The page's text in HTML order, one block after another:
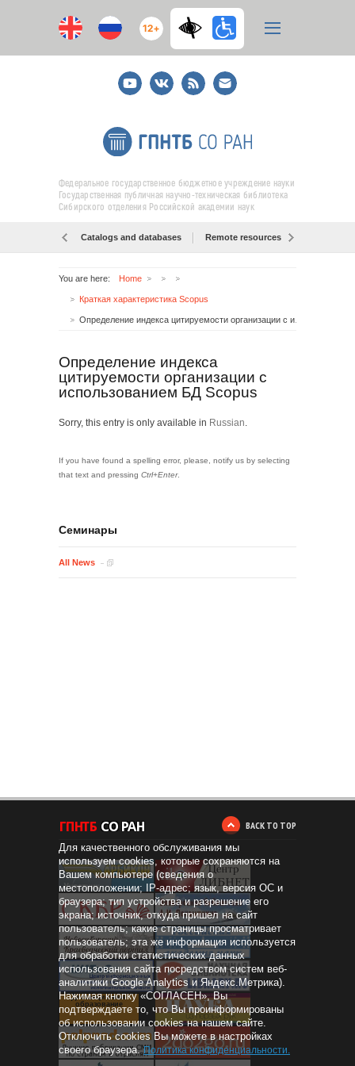
12+
YoutubeВКонтакте
RSS
E-
mail
подписка
Федеральное государственное бюджетное учреждение науки
Государственная публичная научно-техническая библиотека
Сибирского отделения Российской академии наук
Catalogs and databases Remote resources
You are here: Home
Краткая характеристика Scopus
Определение индекса
цитируемости организации с
использованием БД Scopus
Sorry, this entry is only available in Russian.
If you have found a spelling error, please, notify us by selecting
that text and pressing Ctrl+Enter.
Семинары
All News
BACK TO TOP
Дистанционное
образование
Для качественного обслуживания мы
используем cookies, которые сохраняются на
Вашем компьютере (сведения о
местоположении; IP-адрес; язык, версия ОС и
браузера; тип устройства и разрешение его
экрана; источник, откуда пришел на сайт
пользователь; какие страницы просматривает
пользователь; эта же информация используется
для обработки статистических данных
использования сайта посредством систем веб-
аналитики Google Analytics и Яндекс.Метрика).
Нажимая кнопку «СОГЛАСЕН», Вы
подтверждаете то, что Вы проинформированы
об использовании cookies на нашем сайте.
Отключить cookies Вы можете в настройках
своего браузера.Политика конфиденциальности.